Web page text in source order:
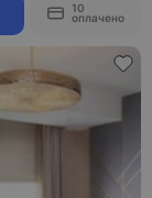
10
оплачено